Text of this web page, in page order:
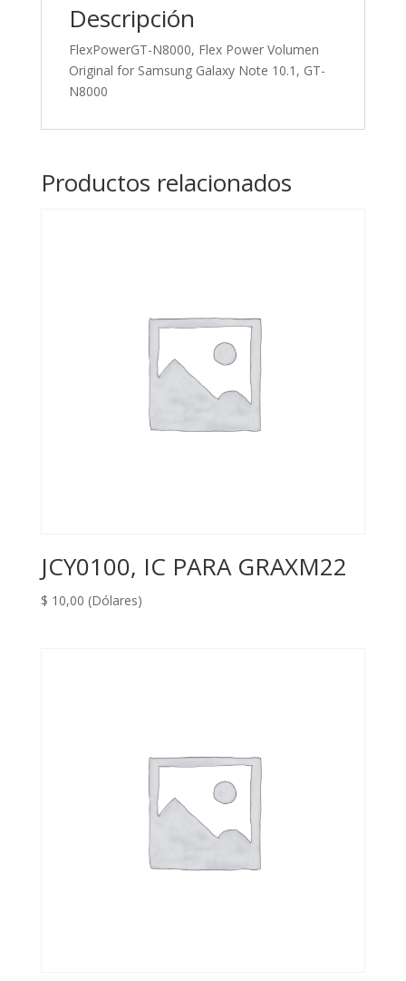
cantidadDescripción
FlexPowerGT-N8000, Flex Power Volumen
Original for Samsung Galaxy Note 10.1, GT-
N8000
Productos relacionados
JCY0100, IC PARA GRAXM22
$ 10,00 (Dólares)